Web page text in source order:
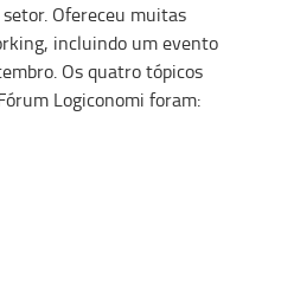
Ofereceu muitas
, incluindo um evento
Os quatro tópicos
Logiconomi foram: